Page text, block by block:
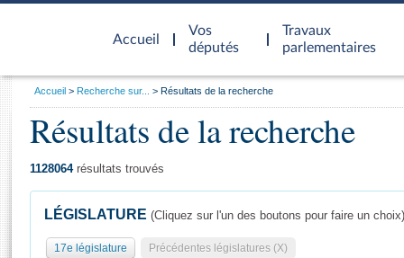
Accueil
d'accueil
Vos
députés
Travaux
parlementaires
Général
Vous
Accueil Recherche sur... Résultats de la recherche
Résultats de la recherche
1128064résultats trouvés
LÉGISLATURE (Cliquez sur l'un des boutons pour faire un choix)
17e législature Précédentes législatures (X)